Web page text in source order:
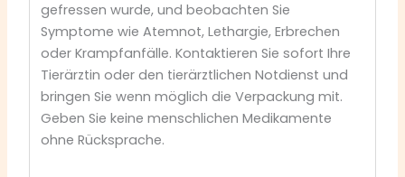
gefressen wurde, und beobachten Sie
Symptome wie Atemnot, Lethargie, Erbrechen
oder Krampfanfälle. Kontaktieren Sie sofort Ihre
Tierärztin oder den tierärztlichen Notdienst und
bringen Sie wenn möglich die Verpackung mit.
Geben Sie keine menschlichen Medikamente
ohne Rücksprache.